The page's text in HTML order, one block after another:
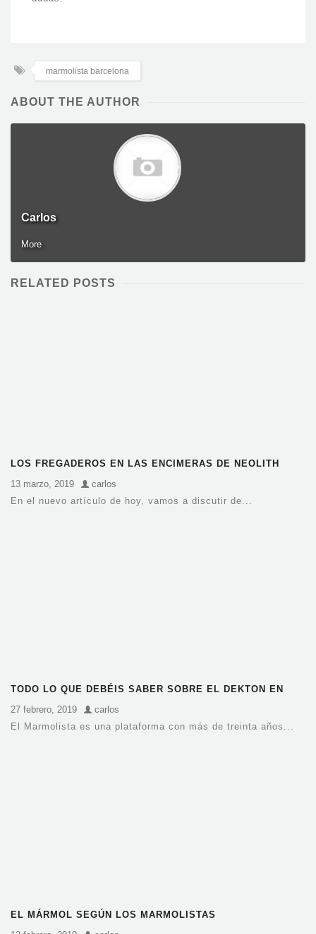
marmolista barcelona
ABOUT THE AUTHOR
Carlos
More
RELATED POSTS
LOS FREGADEROS EN LAS ENCIMERAS DE NEOLITH
13 marzo, 2019
carlos
En el nuevo artículo de hoy, vamos a discutir de...
TODO LO QUE DEBÉIS SABER SOBRE EL DEKTON EN
27 febrero, 2019
carlos
El Marmolista es una plataforma con más de treinta años...
EL MÁRMOL SEGÚN LOS MARMOLISTAS